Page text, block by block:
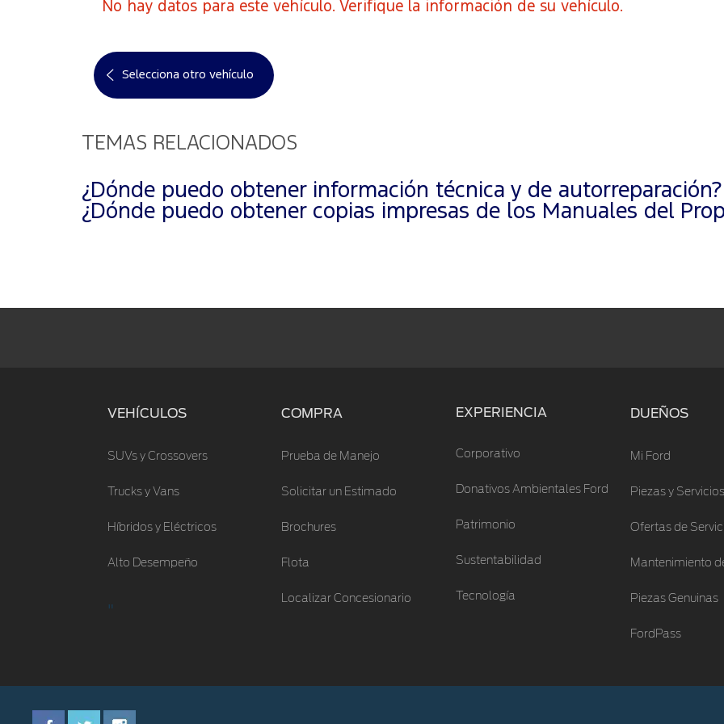
No hay datos para este vehículo. Verifique la información de su vehículo.
Selecciona otro vehículo
TEMAS RELACIONADOS
¿Dónde puedo obtener información técnica y de autorreparación?
¿Dónde puedo obtener copias impresas de los Manuales del
VEHÍCULOS
SUVs y Crossovers
Trucks y Vans
Híbridos y Eléctricos
Alto Desempeño
"
COMPRA
Prueba de Manejo
Solicitar un Estimado
Brochures
Flota
Localizar Concesionario
EXPERIENCIA
Corporativo
Donativos Ambientales Ford
Patrimonio
Sustentabilidad
Tecnología
DUEÑOS
Mi Ford
Piezas y Servicios
Ofertas de
Mantenimiento
Piezas Genuinas
FordPass